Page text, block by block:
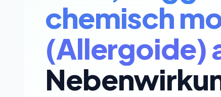
chemisch
(Allergoide)